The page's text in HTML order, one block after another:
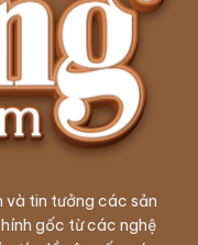
và tin tưởng các sản
gốc từ các nghệ